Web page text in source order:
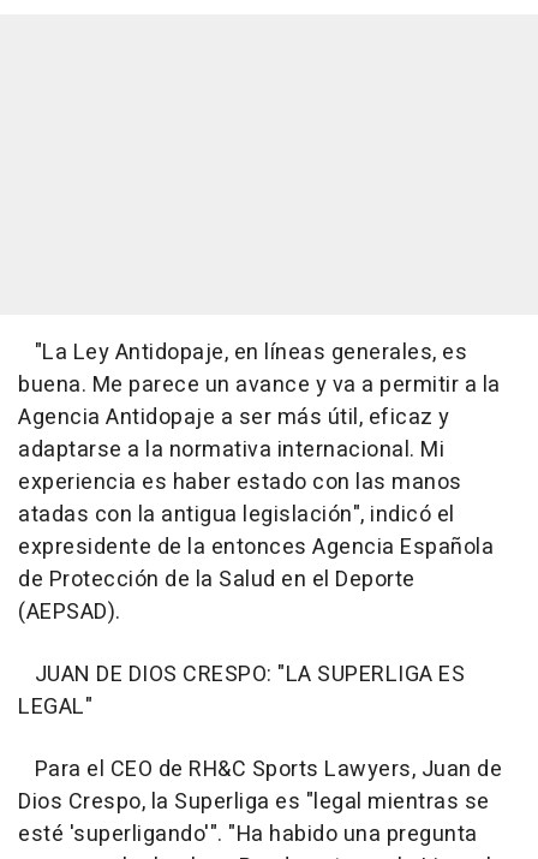
"La Ley Antidopaje, en líneas generales, es
buena. Me parece un avance y va a permitir a la
Agencia Antidopaje a ser más útil, eficaz y
adaptarse a la normativa internacional. Mi
experiencia es haber estado con las manos
atadas con la antigua legislación", indicó el
expresidente de la entonces Agencia Española
de Protección de la Salud en el Deporte
(AEPSAD).
JUAN DE DIOS CRESPO: "LA SUPERLIGA ES
LEGAL"
Para el CEO de RH&C Sports Lawyers, Juan de
Dios Crespo, la Superliga es "legal mientras se
esté 'superligando'". "Ha habido una pregunta